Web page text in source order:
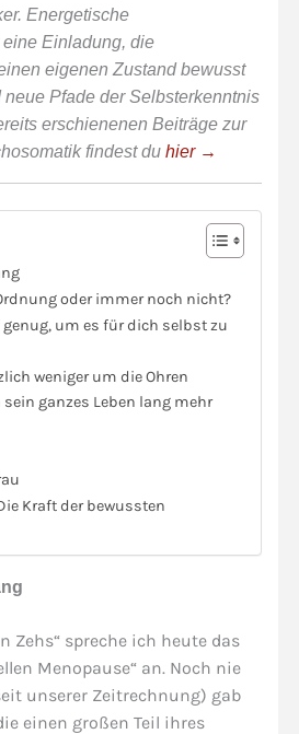
Energetische
Einladung, die
eigenen Zustand bewusst
Pfade der Selbsterkenntnis
erschienenen Beiträge zur
findest du hier →
oder immer noch nicht?
um es für dich selbst zu
weniger um die Ohren
ganzes Leben lang mehr
Kraft der bewussten
Zehs“ spreche ich heute das
Menopause“ an. Noch nie
unserer Zeitrechnung) gab
einen großen Teil ihres